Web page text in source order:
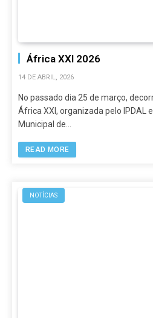
África XXI 2026
14 DE ABRIL, 2026
No passado dia 25 de março,
África XXI, organizada pelo IPDAL
Municipal de…
READ MORE
NOTÍCIAS